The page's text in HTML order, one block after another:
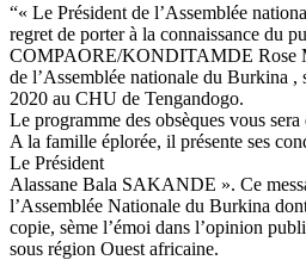
“« Le Président de l’Assemblée
regret de porter à la connaissance du
COMPAORE/KONDITAMDE Rose
de l’Assemblée nationale du Burkina ,
2020 au CHU de Tengandogo.
Le programme des obsèques vous
A la famille éplorée, il présente ses
Le Président
Alassane Bala SAKANDE ». Ce
l’Assemblée Nationale du Burkina
copie, sème l’émoi dans l’opinion
sous région Ouest africaine.